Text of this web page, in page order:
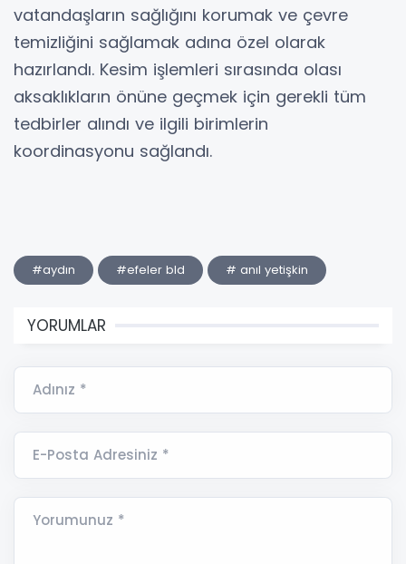
vatandaşların sağlığını korumak ve çevre
temizliğini sağlamak adına özel olarak
hazırlandı. Kesim işlemleri sırasında olası
aksaklıkların önüne geçmek için gerekli tüm
tedbirler alındı ve ilgili birimlerin
koordinasyonu sağlandı.
#aydın #efeler bld # anıl yetişkin
YORUMLAR
Adınız *
E-Posta Adresiniz *
Yorumunuz *